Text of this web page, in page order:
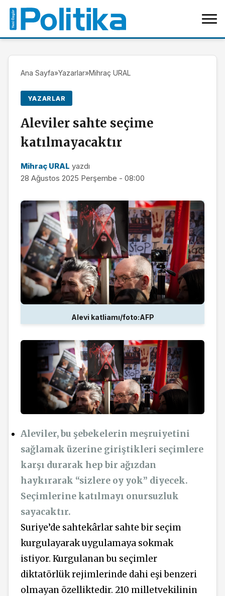
Ana Sayfa»Yazarlar»Mihraç URAL
YAZARLAR
Aleviler sahte seçime
katılmayacaktır
Mihraç URAL yazdı
28 Ağustos 2025 Perşembe - 08:00
Alevi katliamı/foto:AFP
Aleviler, bu şebekelerin meşruiyetini
sağlamak üzerine giriştikleri seçimlere
karşı durarak hep bir ağızdan
haykırarak “sizlere oy yok” diyecek.
Seçimlerine katılmayı onursuzluk
sayacaktır.
Suriye’de sahtekârlar sahte bir seçim
kurgulayarak uygulamaya sokmak
istiyor. Kurgulanan bu seçimler
diktatörlük rejimlerinde dahi eşi benzeri
olmayan özelliktedir. 210 milletvekilinin